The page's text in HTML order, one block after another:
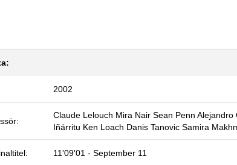
2002
Claude Lelouch Mira Nair Sean Penn Alejandro
Iñárritu Ken Loach Danis Tanovic Samira
11'09'01 - September 11